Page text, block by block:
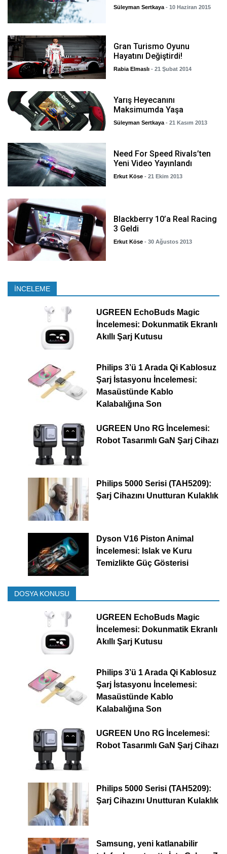
Süleyman Sertkaya - 10 Haziran 2015
Gran Turismo Oyunu
Hayatını Değiştirdi!
Rabia Elmaslı - 21 Şubat 2014
Yarış Heyecanını
Maksimumda Yaşa
Süleyman Sertkaya - 21 Kasım 2013
Need For Speed Rivals’ten
Yeni Video Yayınlandı
Erkut Köse - 21 Ekim 2013
Blackberry 10’a Real Racing
3 Geldi
Erkut Köse - 30 Ağustos 2013
İNCELEME
UGREEN EchoBuds Magic
İncelemesi: Dokunmatik Ekranlı
Akıllı Şarj Kutusu
Philips 3’ü 1 Arada Qi Kablosuz
Şarj İstasyonu İncelemesi:
Masaüstünde Kablo
Kalabalığına Son
UGREEN Uno RG İncelemesi:
Robot Tasarımlı GaN Şarj Cihazı
Philips 5000 Serisi (TAH5209):
Şarj Cihazını Unutturan Kulaklık
Dyson V16 Piston Animal
İncelemesi: Islak ve Kuru
Temizlikte Güç Gösterisi
DOSYA KONUSU
UGREEN EchoBuds Magic
İncelemesi: Dokunmatik Ekranlı
Akıllı Şarj Kutusu
Philips 3’ü 1 Arada Qi Kablosuz
Şarj İstasyonu İncelemesi:
Masaüstünde Kablo
Kalabalığına Son
UGREEN Uno RG İncelemesi:
Robot Tasarımlı GaN Şarj Cihazı
Philips 5000 Serisi (TAH5209):
Şarj Cihazını Unutturan Kulaklık
Samsung, yeni katlanabilir